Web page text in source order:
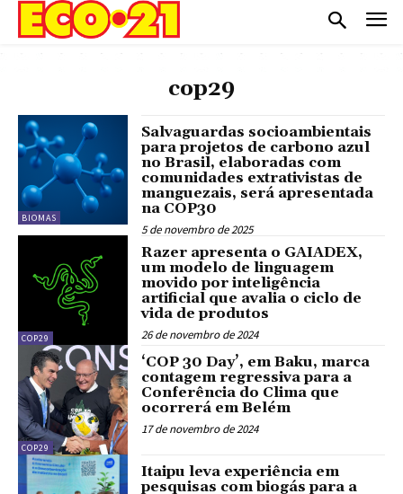
cop29
BIOMAS
Salvaguardas socioambientais
para projetos de carbono azul
no Brasil, elaboradas com
comunidades extrativistas de
manguezais, será apresentada
na COP30
5 de novembro de 2025
COP29
Razer apresenta o GAIADEX,
um modelo de linguagem
movido por inteligência
artificial que avalia o ciclo de
vida de produtos
26 de novembro de 2024
COP29
‘COP 30 Day’, em Baku, marca
contagem regressiva para a
Conferência do Clima que
ocorrerá em Belém
17 de novembro de 2024
Itaipu leva experiência em
pesquisas com biogás para a